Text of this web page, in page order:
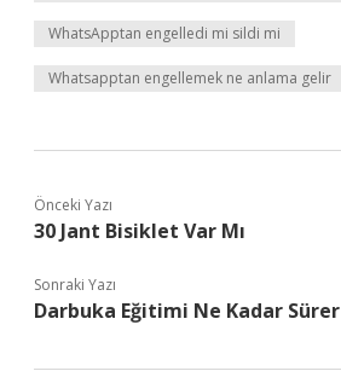
WhatsApptan engelledi mi sildi mi
Whatsapptan engellemek ne anlama gelir
Önceki Yazı
30 Jant Bisiklet Var Mı
Sonraki Yazı
Darbuka Eğitimi Ne Kadar Sürer